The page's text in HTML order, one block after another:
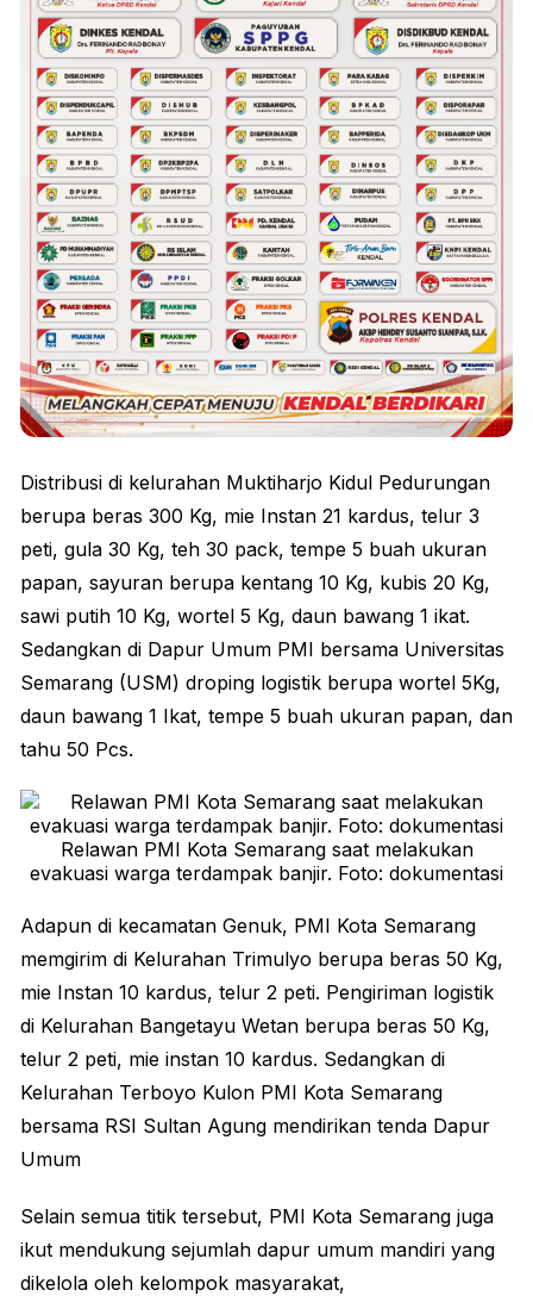
Distribusi di kelurahan Muktiharjo Kidul Pedurungan
berupa beras 300 Kg, mie Instan 21 kardus, telur 3
peti, gula 30 Kg, teh 30 pack, tempe 5 buah ukuran
papan, sayuran berupa kentang 10 Kg, kubis 20 Kg,
sawi putih 10 Kg, wortel 5 Kg, daun bawang 1 ikat.
Sedangkan di Dapur Umum PMI bersama Universitas
Semarang (USM) droping logistik berupa wortel 5Kg,
daun bawang 1 Ikat, tempe 5 buah ukuran papan, dan
tahu 50 Pcs.
Relawan PMI Kota Semarang saat melakukan
evakuasi warga terdampak banjir. Foto: dokumentasi
Adapun di kecamatan Genuk, PMI Kota Semarang
memgirim di Kelurahan Trimulyo berupa beras 50 Kg,
mie Instan 10 kardus, telur 2 peti. Pengiriman logistik
di Kelurahan Bangetayu Wetan berupa beras 50 Kg,
telur 2 peti, mie instan 10 kardus. Sedangkan di
Kelurahan Terboyo Kulon PMI Kota Semarang
bersama RSI Sultan Agung mendirikan tenda Dapur
Umum
Selain semua titik tersebut, PMI Kota Semarang juga
ikut mendukung sejumlah dapur umum mandiri yang
dikelola oleh kelompok masyarakat,